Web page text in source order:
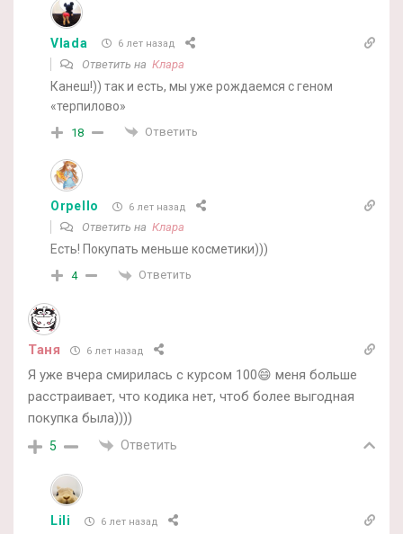
Vlada 6 лет назад
Ответить на Клара
Канеш!)) так и есть, мы уже рождаемся с геном
«терпилово»
18 Ответить
Orpello 6 лет назад
Ответить на Клара
Есть! Покупать меньше косметики)))
4 Ответить
Таня 6 лет назад
Я уже вчера смирилась с курсом 100😄 меня больше
расстраивает, что кодика нет, чтоб более выгодная
покупка была))))
5 Ответить
Lili 6 лет назад